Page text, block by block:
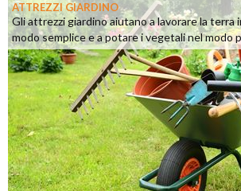
ATTREZZI GIARDINO
Gli attrezzi giardino aiutano a lavorare la terra
modo semplice e a potare i vegetali nel modo